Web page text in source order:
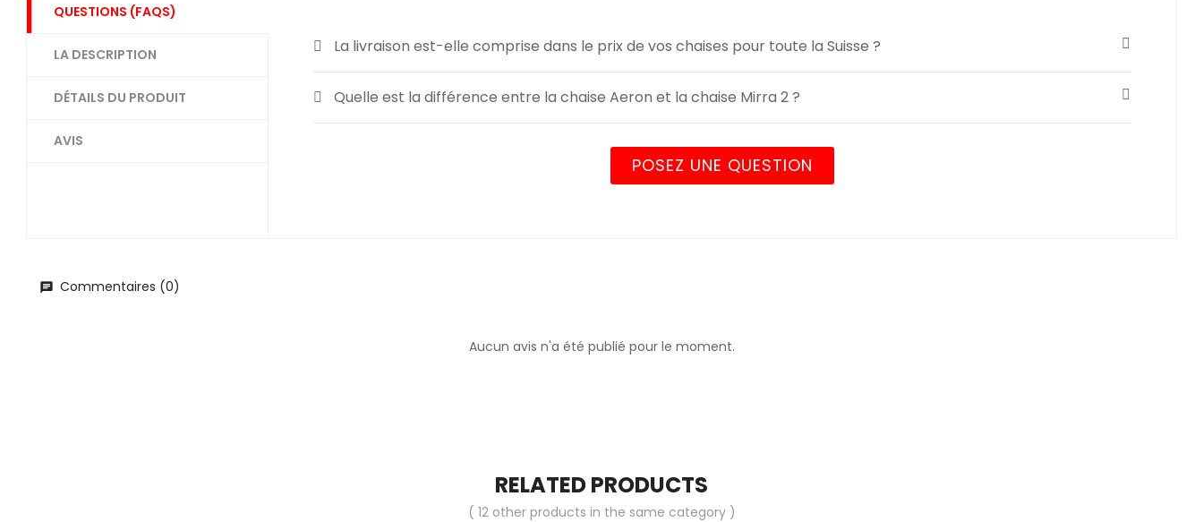
QUESTIONS (FAQS)
LA DESCRIPTION
DÉTAILS DU PRODUIT
AVIS
La livraison est-elle comprise dans le prix de vos chaises pour toute la Suisse ?
Quelle est la différence entre la chaise Aeron et la chaise Mirra 2 ?
POSEZ UNE QUESTION
Commentaires (0)
Aucun avis n'a été publié pour le moment.
RELATED PRODUCTS
( 12 other products in the same category )